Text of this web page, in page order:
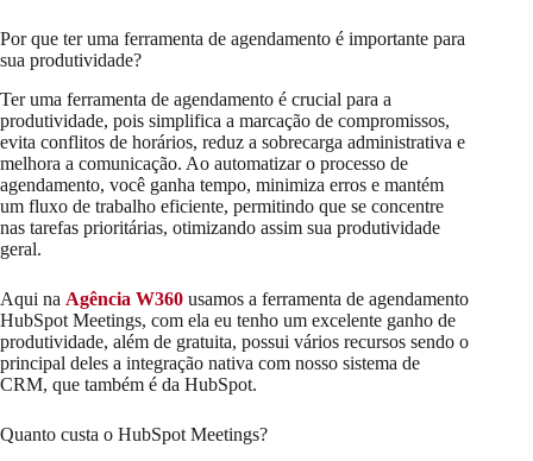
Por que ter uma ferramenta de agendamento é importante para
sua produtividade?
Ter uma ferramenta de agendamento é crucial para a
produtividade, pois simplifica a marcação de compromissos,
evita conflitos de horários, reduz a sobrecarga administrativa e
melhora a comunicação. Ao automatizar o processo de
agendamento, você ganha tempo, minimiza erros e mantém
um fluxo de trabalho eficiente, permitindo que se concentre
nas tarefas prioritárias, otimizando assim sua produtividade
geral.
Aqui na Agência W360 usamos a ferramenta de agendamento
HubSpot Meetings, com ela eu tenho um excelente ganho de
produtividade, além de gratuita, possui vários recursos sendo o
principal deles a integração nativa com nosso sistema de
CRM, que também é da HubSpot.
Quanto custa o HubSpot Meetings?